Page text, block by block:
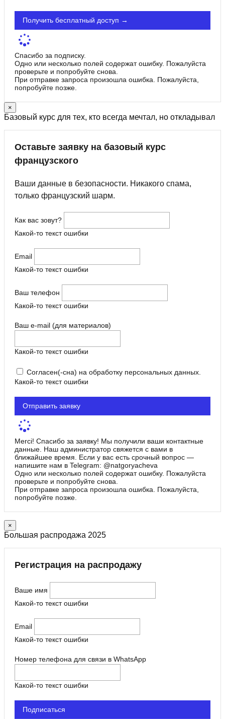
Получить бесплатный доступ →
Спасибо за подписку.
Одно или несколько полей содержат ошибку. Пожалуйста
проверьте и попробуйте снова.
При отправке запроса произошла ошибка. Пожалуйста,
попробуйте позже.
×
Базовый курс для тех, кто всегда мечтал, но откладывал
Оставьте заявку на базовый курс
французского
Ваши данные в безопасности. Никакого спама,
только французский шарм.
Как вас зовут?
Какой-то текст ошибки
Email
Какой-то текст ошибки
Ваш телефон
Какой-то текст ошибки
Ваш e-mail (для материалов)
Какой-то текст ошибки
Согласен(-сна) на обработку персональных данных.
Какой-то текст ошибки
Отправить заявку
Merci! Спасибо за заявку! Мы получили ваши контактные
данные. Наш администратор свяжется с вами в
ближайшее время. Если у вас есть срочный вопрос —
напишите нам в Telegram: @natgoryacheva
Одно или несколько полей содержат ошибку. Пожалуйста
проверьте и попробуйте снова.
При отправке запроса произошла ошибка. Пожалуйста,
попробуйте позже.
×
Большая распродажа 2025
Регистрация на распродажу
Ваше имя
Какой-то текст ошибки
Email
Какой-то текст ошибки
Номер телефона для связи в WhatsApp
Какой-то текст ошибки
Подписаться